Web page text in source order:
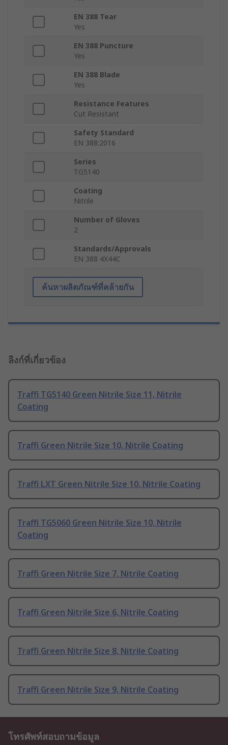
EN 388 Tear
Yes
EN 388 Puncture
Yes
EN 388 Blade
Yes
Resistance Features
Cut Resistant
Safety Standard
EN 388:2016
Series
TG5140
Coating
Nitrile
Number of Gloves
2
Standards/Approvals
EN 388 4X44C
ค้นหาผลิตภัณฑ์ที่คล้ายกัน
ลิงก์ที่เกี่ยวข้อง
Traffi TG5140 Green Nitrile Size 11, Nitrile
Coating
Traffi Green Nitrile Size 10, Nitrile Coating
Traffi LXT Green Nitrile Size 10, Nitrile Coating
Traffi TG5060 Green Nitrile Size 10, Nitrile
Coating
Traffi Green Nitrile Size 7, Nitrile Coating
Traffi Green Nitrile Size 6, Nitrile Coating
Traffi Green Nitrile Size 8, Nitrile Coating
Traffi Green Nitrile Size 9, Nitrile Coating
โทรศัพท์สอบถามข้อมูล